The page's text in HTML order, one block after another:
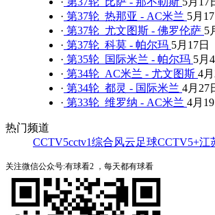
· 第37轮 热那亚 - AC米兰 5月17
· 第37轮 尤文图斯 - 佛罗伦萨 5
· 第37轮 科莫 - 帕尔玛 5月17日
· 第35轮 国际米兰 - 帕尔玛 5月
· 第34轮 AC米兰 - 尤文图斯 4
· 第34轮 都灵 - 国际米兰 4月27
· 第33轮 维罗纳 - AC米兰 4月19
热门频道
CCTV5cctv1综合风云足球CCTV5+江
关注微信公众号:有球看2 ，每天都有球看